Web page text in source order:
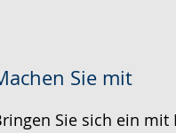
Sie mit
Sie sich ein mit